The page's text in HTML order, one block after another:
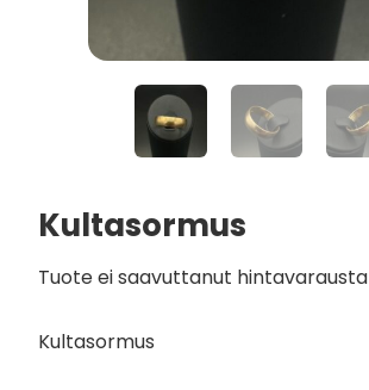
Kultasormus
Tuote ei saavuttanut hintavarausta
Kultasormus